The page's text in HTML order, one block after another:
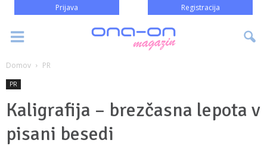
Prijava Registracija
Domov PR
PR
Kaligrafija – brezčasna lepota v
pisani besedi